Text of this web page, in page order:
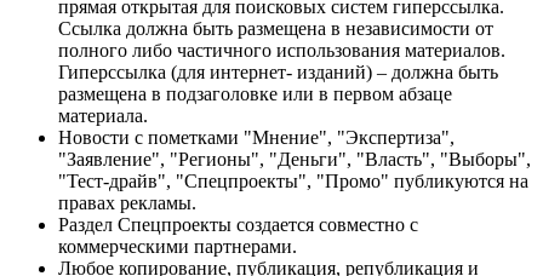
прямая открытая для поисковых систем гиперссылка.
Ссылка должна быть размещена в независимости от
полного либо частичного использования материалов.
Гиперссылка (для интернет- изданий) – должна быть
размещена в подзаголовке или в первом абзаце
материала.
Новости с пометками "Мнение", "Экспертиза",
"Заявление", "Регионы", "Деньги", "Власть", "Выборы",
"Тест-драйв", "Спецпроекты", "Промо" публикуются на
правах рекламы.
Раздел Спецпроекты создается совместно с
коммерческими партнерами.
Любое копирование, публикация, републикация и